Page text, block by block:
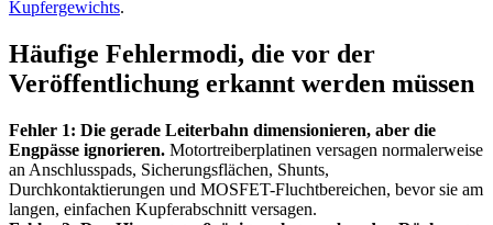
Kupfergewichts.
Häufige Fehlermodi, die vor der
Veröffentlichung erkannt werden müssen
Fehler 1: Die gerade Leiterbahn dimensionieren, aber die
Engpässe ignorieren. Motortreiberplatinen versagen normalerweise
an Anschlusspads, Sicherungsflächen, Shunts,
Durchkontaktierungen und MOSFET-Fluchtbereichen, bevor sie am
langen, einfachen Kupferabschnitt versagen.